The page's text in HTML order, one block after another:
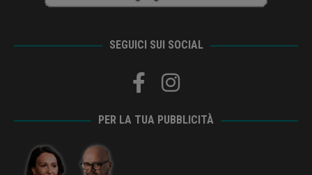
SEGUICI SUI SOCIAL
PER LA TUA PUBBLICITÀ